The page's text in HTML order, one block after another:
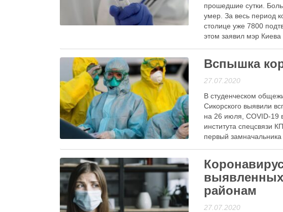
Гаряча тема
прошедшие сутки.
умер. За весь период
столице уже 7800
этом заявил мэр
Читати далі
Медицина
Вспышка
27.07.2020
В студенческом
Сикорского выявили
на 26 июля, COVID-19
института спецсвязи
первый
Читати далі
районам
27.07.2020